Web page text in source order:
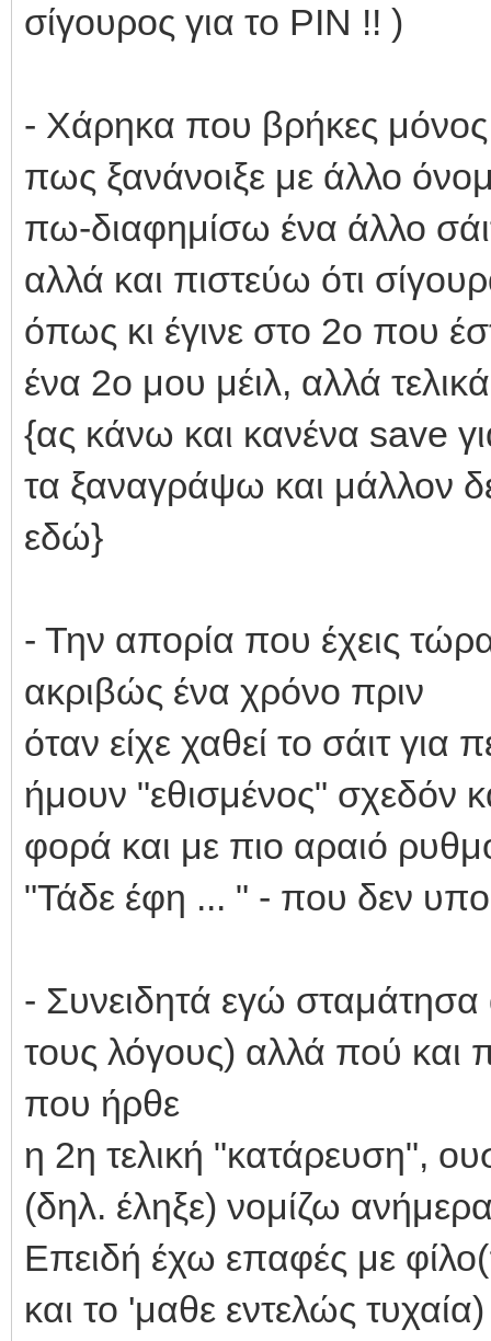
σίγουρος για το PIN !! )
- Χάρηκα που βρήκες
πως ξανάνοιξε με άλλο
πω-διαφημίσω ένα άλλο
αλλά και πιστεύω ότι
όπως κι έγινε στο 2ο που
ένα 2ο μου μέιλ, αλλά
{ας κάνω και κανένα save
τα ξαναγράψω και μάλλον
εδώ}
- Την απορία που έχεις
ακριβώς ένα χρόνο πριν
όταν είχε χαθεί το σάιτ
ήμουν "εθισμένος" σχεδόν
φορά και με πιο αραιό
"Τάδε έφη ... " - που δεν
- Συνειδητά εγώ
τους λόγους) αλλά πού και
που ήρθε
η 2η τελική "κατάρευση",
(δηλ. έληξε) νομίζω
Επειδή έχω επαφές με
και το 'μαθε εντελώς